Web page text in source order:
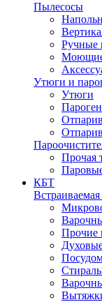
Пылесосы
Ручные
Утюги и
Утюги
Прочая
КБТ
Прочие